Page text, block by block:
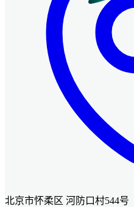
北京市怀柔区 河防口村544号